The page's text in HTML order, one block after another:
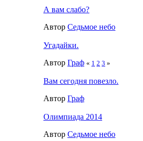
А вам слабо?
Автор Седьмое небо
Угадайки.
Автор Граф « 1 2 3 »
Вам сегодня повезло.
Автор Граф
Олимпиада 2014
Автор Седьмое небо